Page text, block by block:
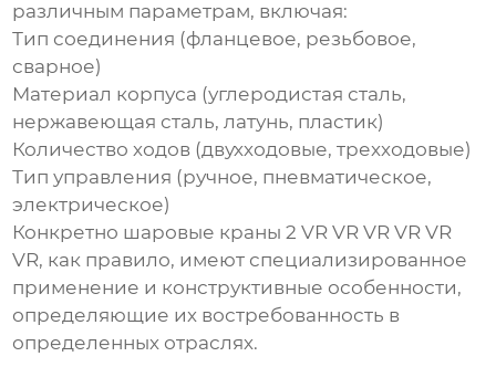
различным параметрам, включая:
Тип соединения (фланцевое, резьбовое,
сварное)
Материал корпуса (углеродистая сталь,
нержавеющая сталь, латунь, пластик)
Количество ходов (двухходовые, трехходовые)
Тип управления (ручное, пневматическое,
электрическое)
Конкретно шаровые краны 2 VR VR VR VR VR
VR, как правило, имеют специализированное
применение и конструктивные особенности,
определяющие их востребованность в
определенных отраслях.